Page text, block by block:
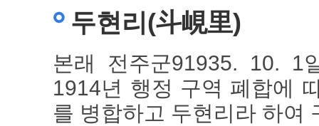
두현리(斗峴里)
본래 전주군91935. 10. 1
1914년 행정 구역 폐합에
를 병합하고 두현리라 하여